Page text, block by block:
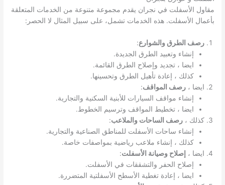
مقاول الأسفلت في نجران يقدم مجموعة متنوعة من الخدمات المتعلقة
بأعمال الأسفلت. هذه الخدمات تشمل، على سبيل المثال لا الحصر:
رصف الطرق والشوارع:
إنشاء وتعبيد الطرق الجديدة.
ايضا ، تجديد وإصلاح الطرق القائمة.
كذلك ، إعادة تأهيل الطرق وتحسينها.
ايضا ،رصف المواقف:
إنشاء مواقف السيارات للأبنية السكنية والتجارية.
ايضا ، تخطيط المواقف وترسيم الخطوط.
كذلك ،رصف الساحات والملاعب:
إنشاء ساحات الأسفلت للمناطق الصناعية والتجارية.
كذلك ، إنشاء ملاعب رياضية بمواصفات خاصة.
ايضا ، إصلاح وصيانة الأسفلت:
إصلاح الحفر والتشققات في الأسفلت.
ايضا ، إعادة تغطية الأسطح الأسفلتية المتضررة.